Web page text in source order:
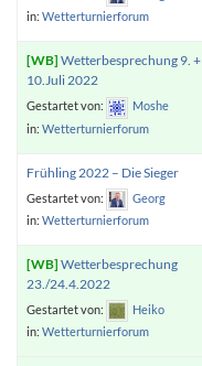
in: Wetterturnierforum
Wetterbesprechung 9. +
10.Juli 2022
Gestartet von:
Moshe
in: Wetterturnierforum
Frühling 2022 – Die Sieger
Gestartet von:
Georg
in: Wetterturnierforum
Wetterbesprechung
23./24.4.2022
Gestartet von:
Heiko
in: Wetterturnierforum